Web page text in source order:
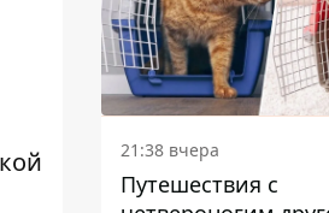
21:38 вчера
Путешествия с